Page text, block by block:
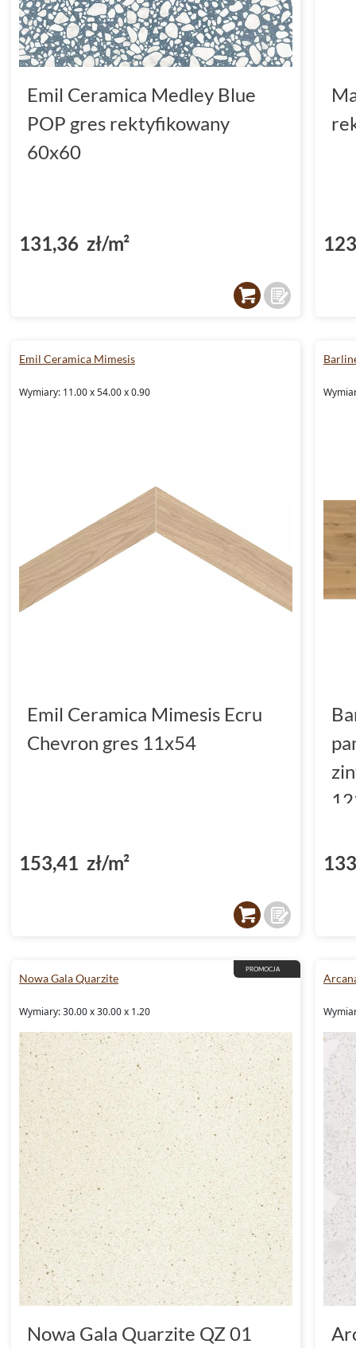
Emil Ceramica Medley Blue
POP gres rektyfikowany
60x60
131,36 zł/m²
Emil Ceramica Mimesis
Wymiary: 11.00 x 54.00 x 0.90
Emil Ceramica Mimesis Ecru
Chevron gres 11x54
153,41 zł/m²
PROMOCJA
Nowa Gala Quarzite
Wymiary: 30.00 x 30.00 x 1.20
Nowa Gala Quarzite QZ 01